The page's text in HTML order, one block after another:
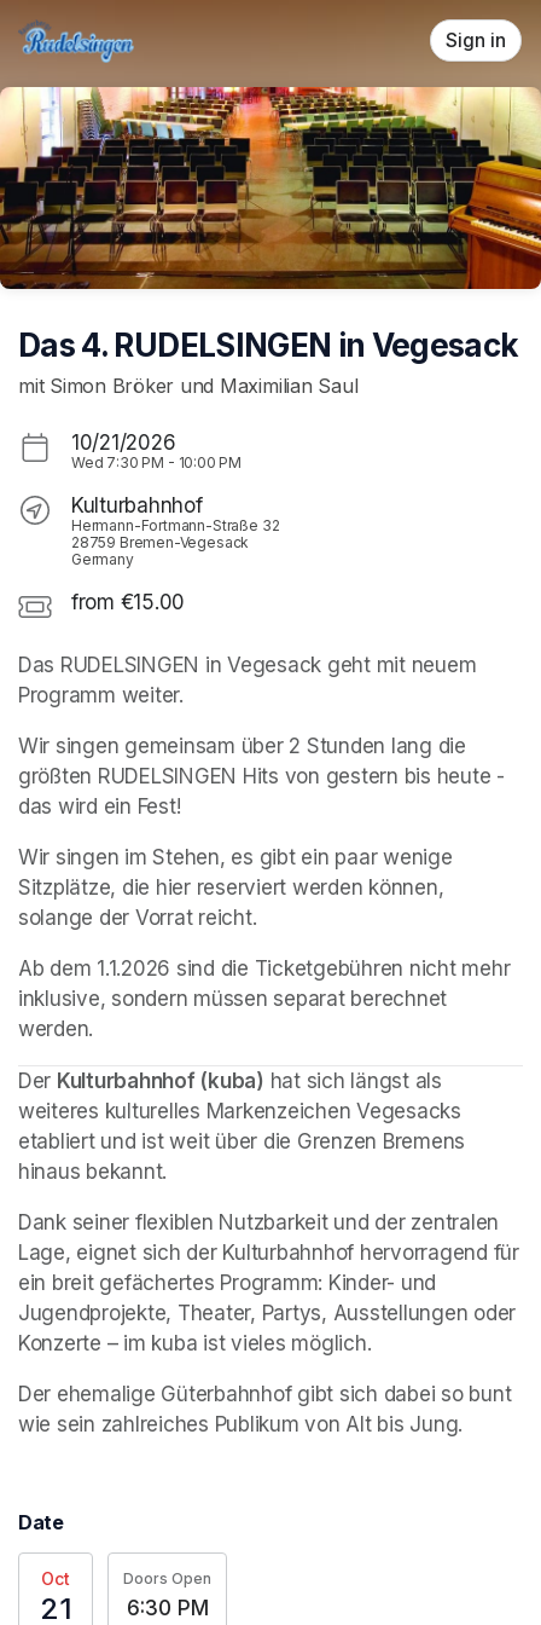
Skip header
Sign in
Das 4. RUDELSINGEN in Vegesack
mit Simon Bröker und Maximilian Saul
10/21/2026
Wed 7:30 PM - 10:00 PM
Kulturbahnhof
Hermann-Fortmann-Straße 32
28759 Bremen-Vegesack
Germany
from €15.00
Das RUDELSINGEN in Vegesack geht mit neuem
Programm weiter.
Wir singen gemeinsam über 2 Stunden lang die
größten RUDELSINGEN Hits von gestern bis heute -
das wird ein Fest!
Wir singen im Stehen, es gibt ein paar wenige
Sitzplätze, die hier reserviert werden können,
solange der Vorrat reicht.
Ab dem 1.1.2026 sind die Ticketgebühren nicht mehr
inklusive, sondern müssen separat berechnet
werden.
Der Kulturbahnhof (kuba) hat sich längst als
weiteres kulturelles Markenzeichen Vegesacks
etabliert und ist weit über die Grenzen Bremens
hinaus bekannt.
Dank seiner flexiblen Nutzbarkeit und der zentralen
Lage, eignet sich der Kulturbahnhof hervorragend für
ein breit gefächertes Programm: Kinder- und
Jugendprojekte, Theater, Partys, Ausstellungen oder
Konzerte – im kuba ist vieles möglich.
Der ehemalige Güterbahnhof gibt sich dabei so bunt
wie sein zahlreiches Publikum von Alt bis Jung.
Date
Oct
21
Doors Open
6:30 PM